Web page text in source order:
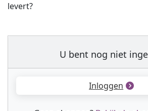
levert?
U bent nog niet
Inloggen